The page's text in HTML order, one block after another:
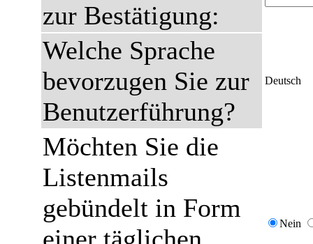
zur Bestätigung:
Welche Sprache
bevorzugen Sie zur
Benutzerführung?
Deutsch
Möchten Sie die
Listenmails
gebündelt in Form
Nein